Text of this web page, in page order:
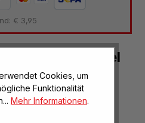
€ 3,95
für die Tafel
Cookies, um
Funktionalität
Mehr Informationen.